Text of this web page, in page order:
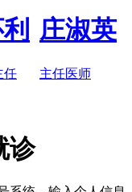
任
庄淑英
主任医师
诊